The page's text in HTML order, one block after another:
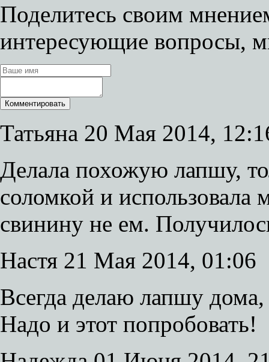
Поделитесь своим
интересующие вопросы,
Татьяна 20 Мая 2014,
Делала похожую лапшу,
соломкой и
свинину не ем.
Настя 21 Мая 2014, 01:06
Всегда делаю лапшу дома,
Надо и этот попробовать!